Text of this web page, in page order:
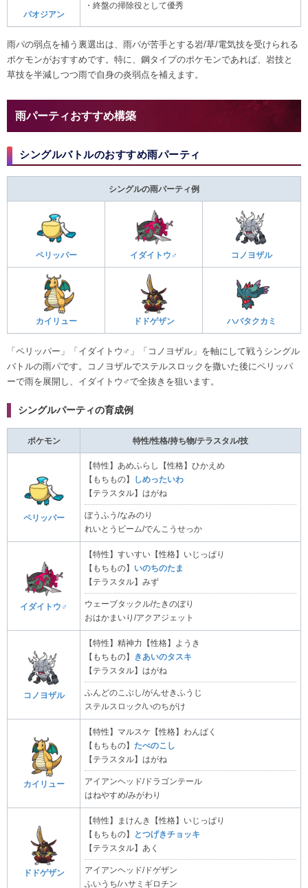
パオジアン
・終盤の掃除役として優秀
雨パの弱点を補う裏選出は、雨パが苦手とする岩/草/電気技を受けられる
ポケモンがおすすめです。特に、鋼タイプのポケモンであれば、岩技と
草技を半減しつつ雨で自身の炎弱点を補えます。
雨パーティおすすめ構築
シングルバトルのおすすめ雨パーティ
シングルの雨パーティ例
ペリッパー イダイトウ♂ コノヨザル
カイリュー ドドゲザン ハバタクカミ
「ペリッパー」「イダイトウ♂」「コノヨザル」を軸にして戦うシングル
バトルの雨パです。コノヨザルでステルスロックを撒いた後にペリッパ
ーで雨を展開し、イダイトウ♂で全抜きを狙います。
シングルパーティの育成例
ポケモン 特性/性格/持ち物/テラスタル/技
ペリッパー
【特性】あめふらし【性格】ひかえめ
【もちもの】
しめったいわ
【テラスタル】はがね
ぼうふう/なみのり
れいとうビーム/でんこうせっか
イダイトウ♂
【特性】すいすい【性格】いじっぱり
【もちもの】 いのちのたま
【テラスタル】みず
ウェーブタックル/たきのぼり
おはかまいり/アクアジェット
コノヨザル
【特性】精神力【性格】ようき
【もちもの】
きあいのタスキ
【テラスタル】はがね
ふんどのこぶし/がんせきふうじ
ステルスロック/いのちがけ
カイリュー
【特性】マルスケ【性格】わんぱく
【もちもの】 たべのこし
【テラスタル】はがね
アイアンヘッド/ドラゴンテール
はねやすめ/みがわり
ドドゲザン
【特性】まけんき【性格】いじっぱり
【もちもの】
とつげきチョッキ
【テラスタル】あく
アイアンヘッド/ドゲザン
ふいうち/ハサミギロチン